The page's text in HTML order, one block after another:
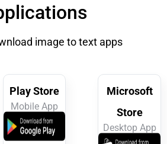
image to text apps
Play Store
Mobile App
Microsoft
Store
Desktop App